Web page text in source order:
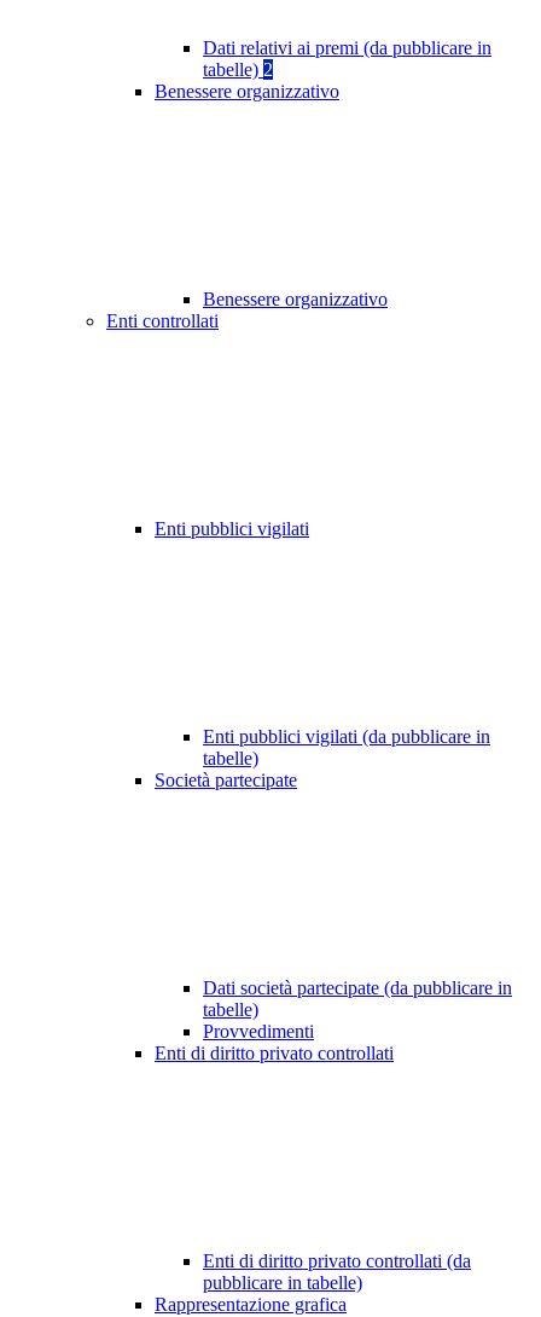
Dati relativi ai premi (da pubblicare in
tabelle) 2
Benessere organizzativo
Benessere organizzativo
Enti controllati
Enti pubblici vigilati
Enti pubblici vigilati (da pubblicare in
tabelle)
Società partecipate
Dati società partecipate (da pubblicare in
tabelle)
Provvedimenti
Enti di diritto privato controllati
Enti di diritto privato controllati (da
pubblicare in tabelle)
Rappresentazione grafica